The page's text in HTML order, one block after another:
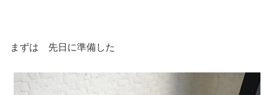
まずは 先日に準備した